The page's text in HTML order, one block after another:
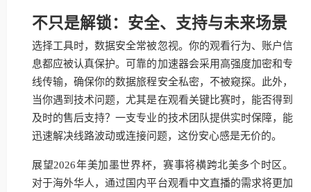
不只是解锁：安全、支持与未来场景
选择工具时，数据安全常被忽视。你的观看行为、账户信
息都应被认真保护。可靠的加速器会采用高强度加密和专
线传输，确保你的数据旅程安全私密，不被窥探。此外，
当你遇到技术问题，尤其是在观看关键比赛时，能否得到
及时的售后支持？一支专业的技术团队提供实时保障，能
迅速解决线路波动或连接问题，这份安心感是无价的。
展望2026年美加墨世界杯，赛事将横跨北美多个时区。
对于海外华人，通过国内平台观看中文直播的需求将更加